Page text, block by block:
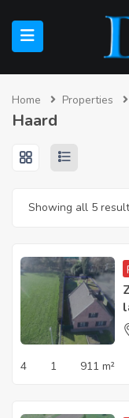
(Te Koop)
Home Properties
Haard
Showing all 5
4 1 911 m²